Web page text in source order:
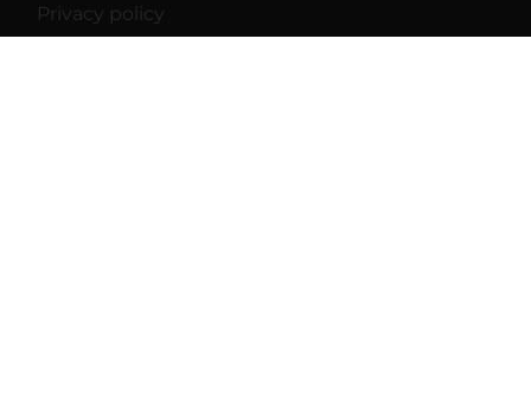
Privacy policy